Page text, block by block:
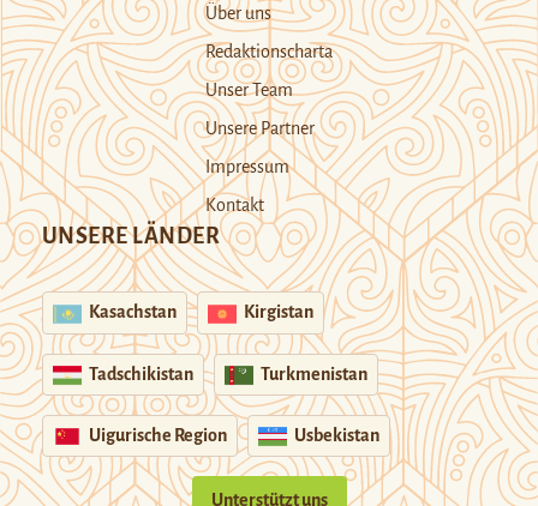
Über uns
Redaktionscharta
Unser Team
Unsere Partner
Impressum
Kontakt
UNSERE LÄNDER
Kasachstan Kirgistan
Tadschikistan Turkmenistan
Uigurische Region Usbekistan
Unterstützt uns